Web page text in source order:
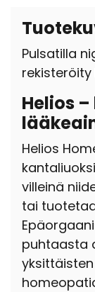
Pulsatilla
Helios
Helios
villeinä
tai
puhtaasta